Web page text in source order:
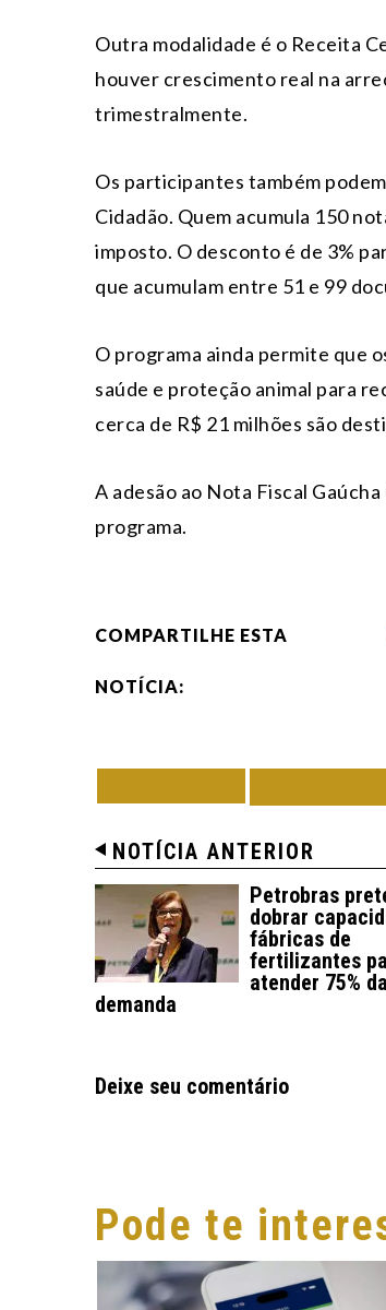
Outra modalidade é o Receita
houver crescimento real na
trimestralmente.
Os participantes também
Cidadão. Quem acumula 150
imposto. O desconto é de 3%
que acumulam entre 51 e 99
O programa ainda permite que
saúde e proteção animal para
cerca de R$ 21 milhões são
A adesão ao Nota Fiscal
programa.
COMPARTILHE ESTA
NOTÍCIA:
NOTÍCIA ANTERIOR
Petrobras
dobrar
fábricas de
fertilizantes
atender 75% da
demanda
Deixe seu comentário
Pode te